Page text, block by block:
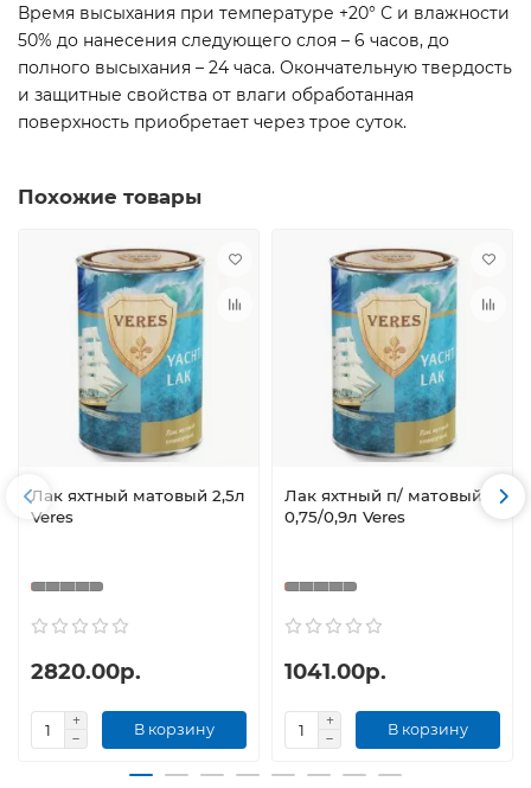
Время высыхания при температуре +20° С и влажности
50% до нанесения следующего слоя – 6 часов, до
полного высыхания – 24 часа. Окончательную твердость
и защитные свойства от влаги обработанная
поверхность приобретает через трое суток.
Похожие товары
Лак яхтный матовый 2,5л
Veres
2820.00р.
В корзину
Лак яхтный п/ матовый
0,75/0,9л Veres
1041.00р.
В корзину